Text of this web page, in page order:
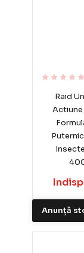
Raid
Actiune
Anunță